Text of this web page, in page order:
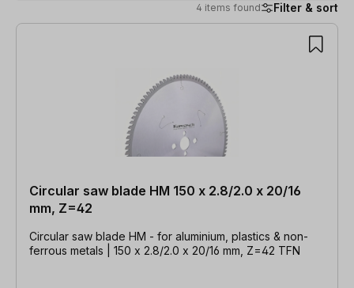
4 items found Filter & sort
4 items found
Circular saw blade HM 150 x 2.8/2.0 x 20/16
mm, Z=42
Circular saw blade HM - for aluminium, plastics & non-
ferrous metals | 150 x 2.8/2.0 x 20/16 mm, Z=42 TFN